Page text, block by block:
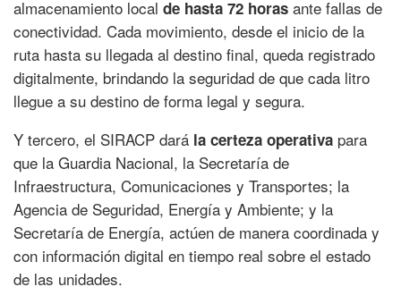
almacenamiento local de hasta 72 horas ante fallas de
conectividad. Cada movimiento, desde el inicio de la
ruta hasta su llegada al destino final, queda registrado
digitalmente, brindando la seguridad de que cada litro
llegue a su destino de forma legal y segura.
Y tercero, el SIRACP dará la certeza operativa para
que la Guardia Nacional, la Secretaría de
Infraestructura, Comunicaciones y Transportes; la
Agencia de Seguridad, Energía y Ambiente; y la
Secretaría de Energía, actúen de manera coordinada y
con información digital en tiempo real sobre el estado
de las unidades.